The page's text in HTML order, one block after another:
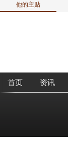
他的主贴
首页 资讯